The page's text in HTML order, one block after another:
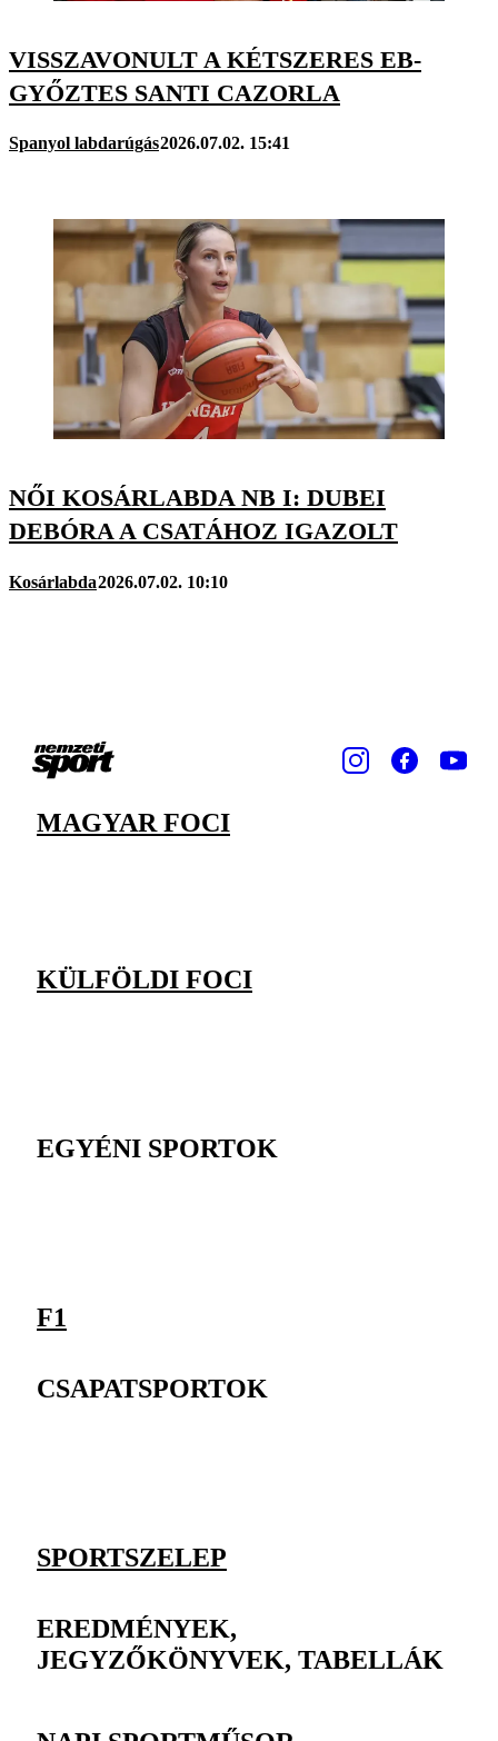
VISSZAVONULT A KÉTSZERES EB-
GYŐZTES SANTI CAZORLA
Spanyol labdarúgás2026.07.02. 15:41
NŐI KOSÁRLABDA NB I: DUBEI
DEBÓRA A CSATÁHOZ IGAZOLT
Kosárlabda2026.07.02. 10:10
MAGYAR FOCI
KÜLFÖLDI FOCI
EGYÉNI SPORTOK
F1
CSAPATSPORTOK
SPORTSZELEP
EREDMÉNYEK,
JEGYZŐKÖNYVEK, TABELLÁK